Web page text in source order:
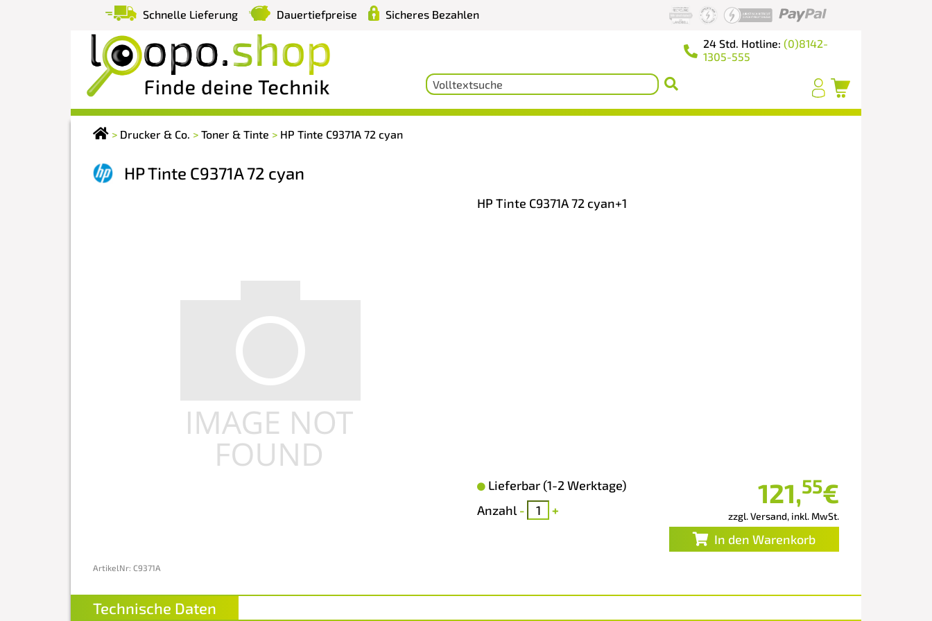
Schnelle Lieferung Dauertiefpreise Sicheres Bezahlen
24 Std. Hotline: (0)8142-
1305-555
> Drucker & Co. > Toner & Tinte > HP Tinte C9371A 72 cyan
HP Tinte C9371A 72 cyan
HP Tinte C9371A 72 cyan+1
Lieferbar (1-2 Werktage)
Anzahl - +
121,55€
zzgl. Versand, inkl. MwSt.
In den Warenkorb
ArtikelNr: C9371A
Technische Daten